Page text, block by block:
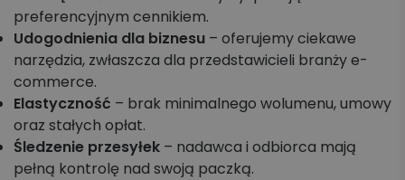
preferencyjnym cennikiem.
Udogodnienia dla biznesu – oferujemy ciekawe
narzędzia, zwłaszcza dla przedstawicieli branży e-
commerce.
Elastyczność – brak minimalnego wolumenu, umowy
oraz stałych opłat.
Śledzenie przesyłek – nadawca i odbiorca mają
pełną kontrolę nad swoją paczką.